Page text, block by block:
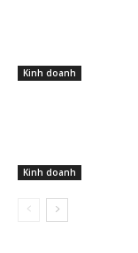
Kinh doanh
Kinh doanh